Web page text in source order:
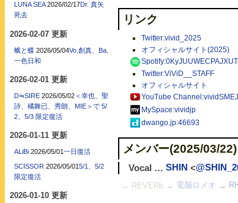
リンク
Twitter:vivid_2025
オフィシャルサイト(2025)
Twitter:ViViD__STAFF
オフィシャルサイト
YouTube Channel:vividSMEJ
MySpace:vividjp
dwango.jp:46693
メンバー(2025/03/22)
Vocal … SHIN <
→ REVERb→ 電脳ロメオ →
LUNA SEA 2026/02/17Dr. 真矢
死去
2026-02-07 更新
蛾と蝶 2026/05/04Vo.創真、Ba.
一色日和
2026-02-01 更新
D≒SIRE 2026/05/02＜幸也、聖
詩、橘舞已、秀朗、MIE＞で 5/
2、5/3 限定復活
2026-01-11 更新
ALiBi 2026/05/01一日復活
SCISSOR 2026/05/015/1、5/2
限定復活
2026-01-10 更新